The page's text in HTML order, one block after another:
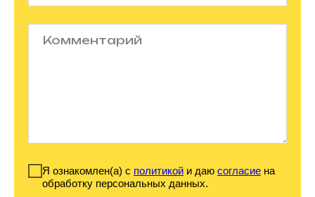
Я ознакомлен(а) с политикой и даю согласие на
обработку персональных данных.